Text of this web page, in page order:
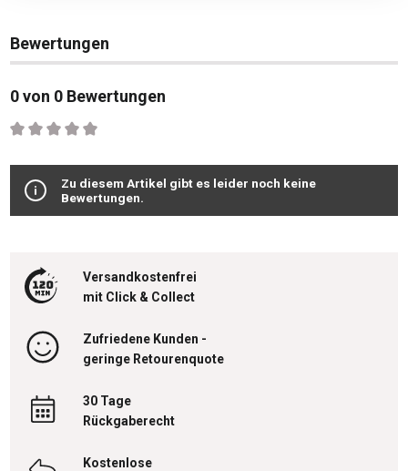
Bewertungen
0 von 0 Bewertungen
Durchschnittliche Bewertung von 0 von 5 Sternen
Zu diesem Artikel gibt es leider noch keine
Bewertungen.
Versandkostenfrei
mit Click & Collect
Zufriedene Kunden -
geringe Retourenquote
30 Tage
Rückgaberecht
Kostenlose